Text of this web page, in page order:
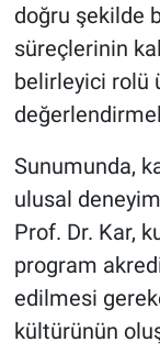
doğru şekilde
süreçlerinin
belirleyici rolü
Sunumunda,
ulusal
Prof. Dr. Kar,
program
edilmesi
kültürünün